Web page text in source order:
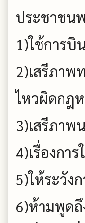
ประชาชน
1)ใช้การบิ
2)เสรีภาพ
ไหวผิดกฎ
3)เสรีภาพ
4)เรื่องกา
5)ให้ระวัง
6)ห้ามพูด